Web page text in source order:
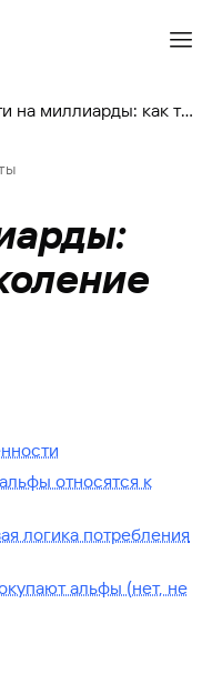
Дети на миллиарды: как тратит поколение альфа
относятся к
логика потребления
альфы (нет, не